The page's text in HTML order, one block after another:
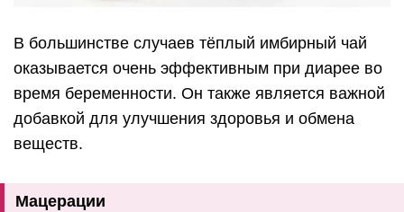
В большинстве случаев тёплый имбирный чай
оказывается очень эффективным при диарее во
время беременности. Он также является важной
добавкой для улучшения здоровья и обмена
веществ.
Мацерации